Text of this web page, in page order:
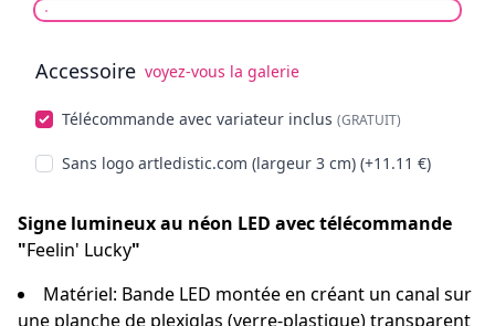
Accessoire voyez-vous la galerie
Télécommande avec variateur inclus (GRATUIT)
Sans logo artledistic.com (largeur 3 cm) (+11.11 €)
Signe lumineux au néon LED avec télécommande
"Feelin' Lucky"
Matériel: Bande LED montée en créant un canal sur
une planche de plexiglas (verre-plastique) transparent